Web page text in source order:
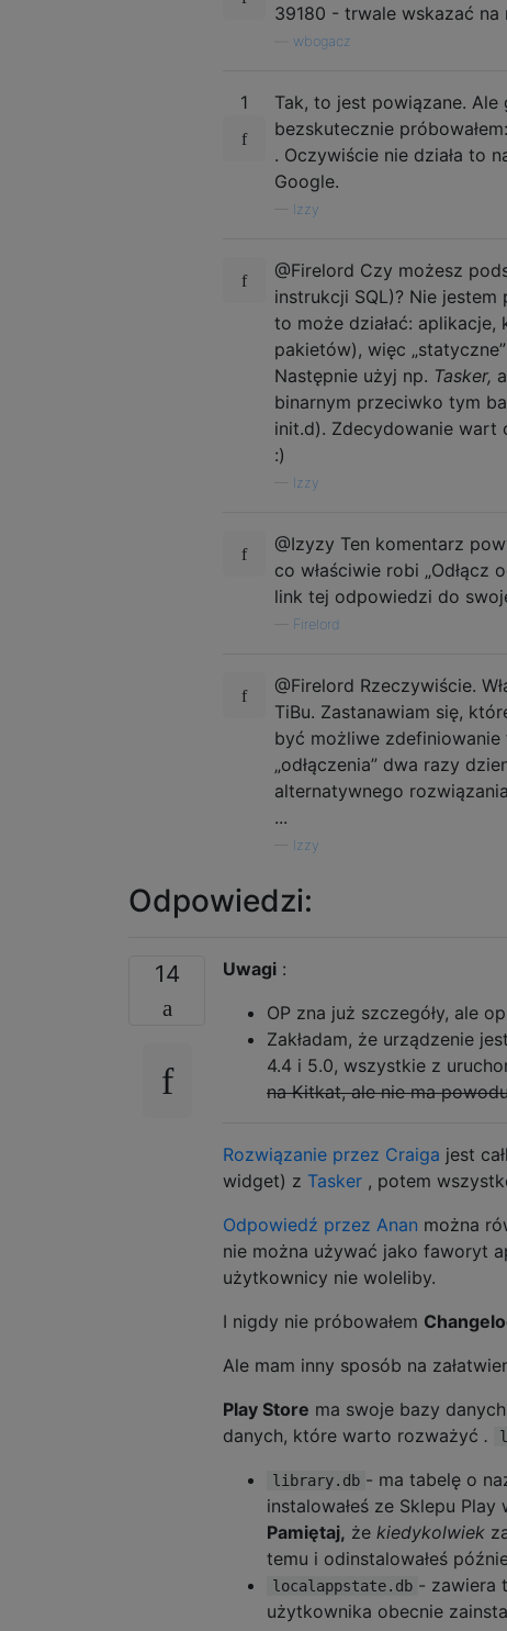
39180 - trwale wskazać
wbogacz
1 Tak, to jest powiązane.
bezskutecznie
. Oczywiście nie działa to
Google.
Izzy
@Firelord Czy możesz
instrukcji SQL)? Nie
to może działać:
pakietów), więc
Następnie użyj np. Tasker,
binarnym przeciwko tym
init.d). Zdecydowanie wart
:)
Izzy
@Izyzy Ten komentarz
co właściwie robi „Odłącz
link tej odpowiedzi do
Firelord
@Firelord Rzeczywiście.
TiBu. Zastanawiam się,
być możliwe zdefiniowanie
„odłączenia” dwa razy
alternatywnego
...
Izzy
Odpowiedzi:
14 Uwagi :
OP zna już szczegóły, ale
Zakładam, że urządzenie
4.4 i 5.0, wszystkie z
na Kitkat, ale nie ma
Rozwiązanie przez Craiga jest
widget) z Tasker , potem
Odpowiedź przez Anan można
nie można używać jako faworyt
użytkownicy nie woleliby.
I nigdy nie próbowałem
Ale mam inny sposób na
Play Store ma swoje bazy danych
danych, które warto rozważyć .
library.db - ma tabelę o
instalowałeś ze Sklepu
Pamiętaj, że kiedykolwiek
temu i odinstalowałeś
localappstate.db - zawiera
użytkownika obecnie